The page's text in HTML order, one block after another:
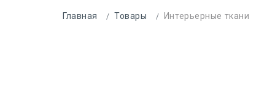
Главная Товары Интерьерные ткани